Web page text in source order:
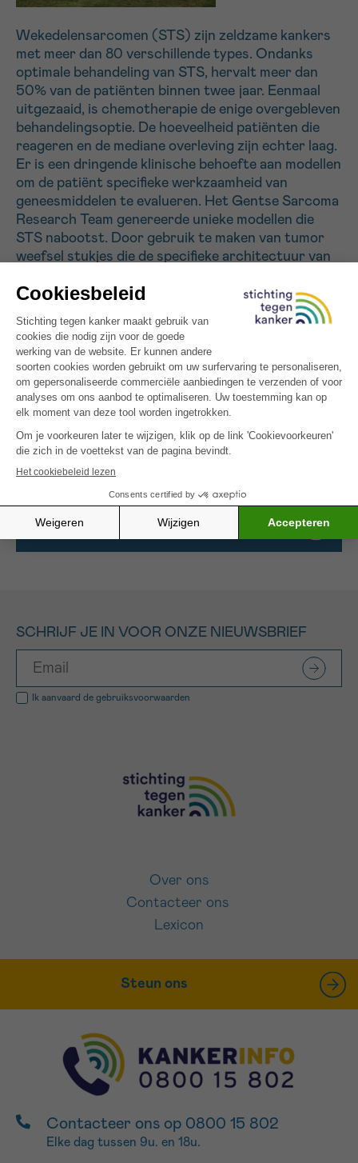
Wekedelensarcomen (STS) zijn zeldzame kankers
met meer dan 80 verschillende types. Ondanks
optimale behandeling van STS, hervalt meer dan
50% van de patiënten binnen twee jaar. Eenmaal
uitgezaaid, is chemotherapie de enige overgebleven
behandelingsoptie. De hoeveelheid patiënten die
reageren en de mediane overleving zijn echter laag.
Er is een dringende klinische behoefte aan modellen
om de patiënt specifieke werkzaamheid van
geneesmiddelen te evalueren. Het Gentse Sarcoma
Research Team genereerde unieke modellen die
STS nabootst. Door gebruik te maken van tumor
weefsel stukjes die de specifieke architectuur van
neoadjuvante setting begeleiden. Patiënt-afgeleide
proefdier modellen die na chirurgische verwijdering
van de tumor, uitzaaiingen vertonen die
vergelijkbaar zijn zoals bij patiënten, kunnen de
therapiekeuze in adjuvante of palliatieve setting
begeleiden. Beide modellen zullen worden
beoordeeld aan de hand van interventiestudies en
kunnen uitgroeien tot een belangrijk hulpmiddel bij
het nemen van therapeutische beslissingen door de
medisch oncoloog.
Alle gefinancierde projecten
SCHRIJF JE IN VOOR ONZE NIEUWSBRIEF
Ik aanvaard de gebruiksvoorwaarden
Ja, stuur mij de nieuwsbrief
Ik aanvaard degebruiksvoorwaarden
*VERPLICHT VELD
Sturen
Over ons
Contacteer ons
Lexicon
Steun ons
Contacteer ons op 0800 15 802
Elke dag tussen 9u. en 18u.